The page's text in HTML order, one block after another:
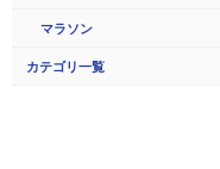
マラソン
カテゴリ一覧